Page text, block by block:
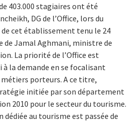
403.000 stagiaires ont été
DG de l’Office, lors du
cet établissement tenu le 24
de Jamal Aghmani, ministre de
La priorité de l’Office est
à la demande en se focalisant
porteurs. A ce titre,
initiée par son département
2010 pour le secteur du tourisme.
au tourisme est passée de